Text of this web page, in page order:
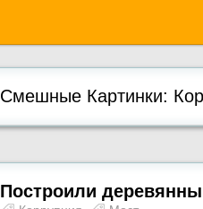
Смешные Картинки:
Построили